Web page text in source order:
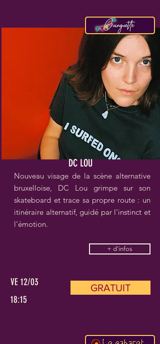
DC LOU
Nouveau visage de la scène alternative
bruxelloise, DC Lou grimpe sur son
skateboard et trace sa propre route : un
itinéraire alternatif, guidé par l'instinct et
l’émotion.
+ d'infos
VE 12/03
18:15
GRATUIT